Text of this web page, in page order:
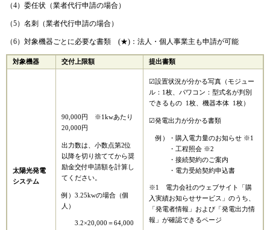
（4）委任状（業者代行申請の場合）
（5）名刺（業者代行申請の場合）
（6）対象機器ごとに必要な書類 (★)：法人・個人事業主も申請が可能
対象機器 交付上限額 提出書類
太陽光発電
システム
90,000円 ※1kwあたり
20,000円
出力数は、小数点第2位
以降を切り捨ててから奨
励金交付申請額を計算し
てください。
例）3.25kwの場合（個
人）
3.2×20,000＝64,000
☑設置状況が分かる写真（モジュー
ル：1枚、パワコン：型式名が判別
できるもの 1枚、機器本体 1枚）
☑発電出力が分かる書類
例）・購入電力量のお知らせ ※1
・工程照会 ※2
・接続契約のご案内​
・電力受給契約申込書
※1 電力会社のウェブサイト「購
入実績お知らせサービス」のうち、
「発電者情報」および「発電出力情
報」が確認できるページ